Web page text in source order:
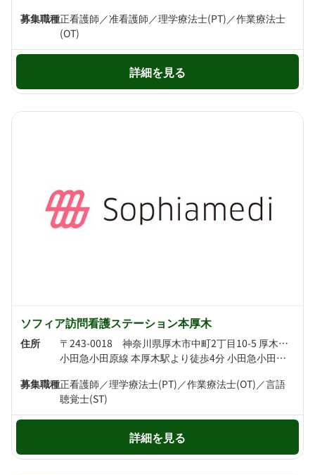
募集職種正看護師／准看護師／理学療法士(PT)／作業療法士
(OT)
詳細を見る
ソフィア訪問看護ステーション本厚木
住所
〒243-0018 神奈川県厚木市中町2丁目10-5 厚木MSビル3階
小田急小田原線 本厚木駅より徒歩4分 小田急小田原線 厚木駅より徒歩16分
募集職種正看護師／理学療法士(PT)／作業療法士(OT)／言語
聴覚士(ST)
詳細を見る